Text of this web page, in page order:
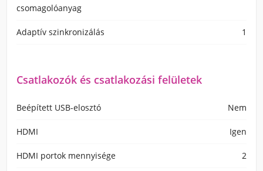
csomagolóanyag
Adaptív szinkronizálás 1
Csatlakozók és csatlakozási felületek
Beépített USB-elosztó Nem
HDMI Igen
HDMI portok mennyisége 2